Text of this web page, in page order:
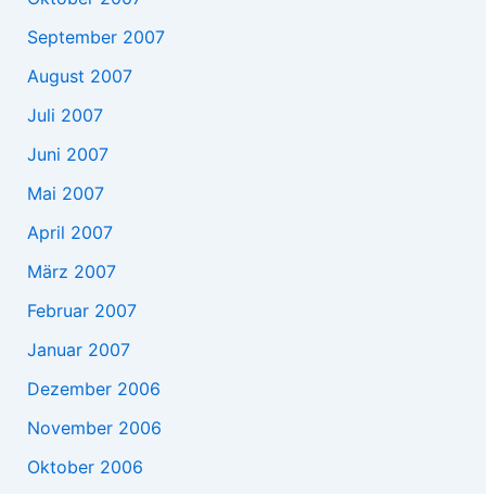
September 2007
August 2007
Juli 2007
Juni 2007
Mai 2007
April 2007
März 2007
Februar 2007
Januar 2007
Dezember 2006
November 2006
Oktober 2006